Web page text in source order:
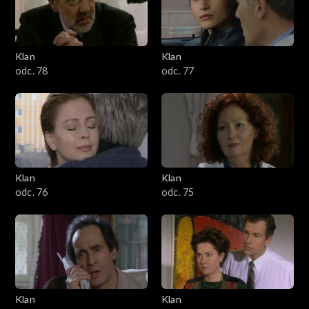
701–800
601–700
501–600
401–500
301–400
201–300
101–200
1–100
Klan
odc. 78
Klan
odc. 77
Klan
odc. 76
Klan
odc. 75
Klan
Klan